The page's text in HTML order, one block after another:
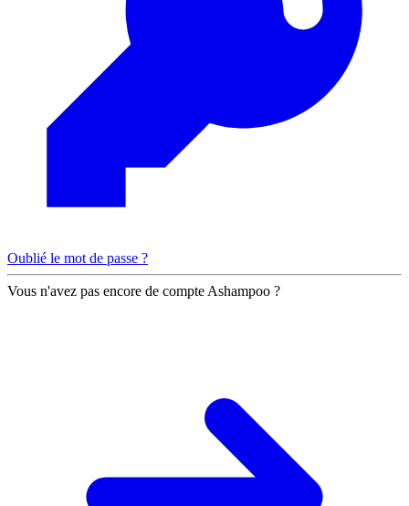
Oublié le mot de passe ?
Vous n'avez pas encore de compte Ashampoo ?